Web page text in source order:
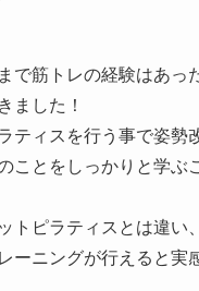
で筋トレの経験はあっ
ました！
ティスを行う事で姿勢
ことをしっかりと学ぶ
トピラティスとは違い
ーニングが行えると実